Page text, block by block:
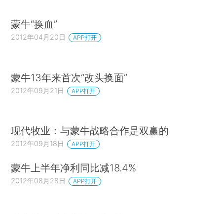
蒙牛“换血”
2012年04月20日 APP打开
蒙牛13年来首次“改头换面”
2012年09月21日 APP打开
现代牧业：与蒙牛战略合作是双赢的
2012年09月18日 APP打开
蒙牛上半年净利同比减18.4%
2012年08月28日 APP打开